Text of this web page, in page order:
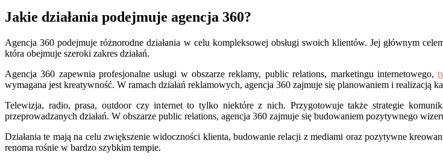
Jakie działania podejmuje agencja 360?
Agencja 360 podejmuje różnorodne działania w celu kompleksowej obsługi swoich klientów. Jej głównym
która obejmuje szeroki zakres działań.
Agencja 360 zapewnia profesjonalne usługi w obszarze reklamy, public relations, marketingu internetowego,
wymagana jest kreatywność. W ramach działań reklamowych, agencja 360 zajmuje się planowaniem i realizacją
Telewizja, radio, prasa, outdoor czy internet to tylko niektóre z nich. Przygotowuje także strategie
przeprowadzanych działań. W obszarze public relations, agencja 360 zajmuje się budowaniem pozytywnego
Działania te mają na celu zwiększenie widoczności klienta, budowanie relacji z mediami oraz pozytywne
renoma rośnie w bardzo szybkim tempie.